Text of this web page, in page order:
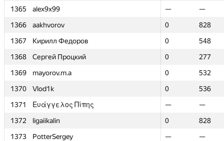
1365
alex9x99 —
—
1366
aakhvorov 0
828
1367
Кирилл Федоров 0
548
1368
Сергей Процкий 0
277
1369
mayorov.m.a 0
532
1370
Vlod1k 0
536
1371
Ευάγγελος Πίπης —
—
1372
ligaiikalin 0
828
1373
PotterSergey —
—
1365
alex9x99 —
—
1366
aakhvorov 0
828
1367
Кирилл Федоров 0
548
1368
Сергей Процкий 0
277
1369
mayorov.m.a 0
532
1370
Vlod1k 0
536
1371
Ευάγγελος Πίπης —
—
1372
ligaiikalin 0
828
1373
PotterSergey —
—